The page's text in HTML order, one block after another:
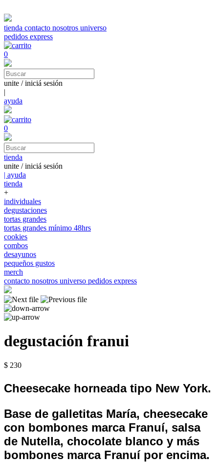
tienda contacto nosotros universo
pedidos express
0
unite / iniciá sesión
|
ayuda
0
tienda
unite / iniciá sesión
| ayuda
tienda
+
individuales
degustaciones
tortas grandes
tortas grandes mínimo 48hrs
cookies
combos
desayunos
pequeños gustos
merch
contacto nosotros universo pedidos express
degustación franui
$ 230
Cheesecake horneada tipo New York.
Base de galletitas María, cheesecake
con bombones marca Franuí, salsa
de Nutella, chocolate blanco y más
bombones marca Franuí por encima.